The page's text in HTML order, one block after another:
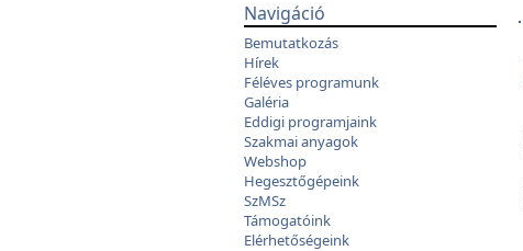
Navigáció
Bemutatkozás
Hírek
Féléves programunk
Galéria
Eddigi programjaink
Szakmai anyagok
Webshop
Hegesztőgépeink
SzMSz
Támogatóink
Elérhetőségeink